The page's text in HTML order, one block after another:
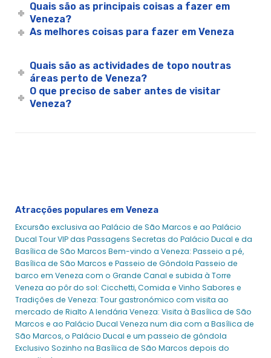
Quais são as principais coisas a fazer em
Veneza?
As melhores coisas para fazer em Veneza
Quais são as actividades de topo noutras
áreas perto de Veneza?
O que preciso de saber antes de visitar
Veneza?
Atracções populares em Veneza
Excursão exclusiva ao Palácio de São Marcos e ao Palácio
Ducal Tour VIP das Passagens Secretas do Palácio Ducal e da
Basílica de São Marcos Bem-vindo a Veneza: Passeio a pé,
Basílica de São Marcos e Passeio de Gôndola Passeio de
barco em Veneza com o Grande Canal e subida à Torre
Veneza ao pôr do sol: Cicchetti, Comida e Vinho Sabores e
Tradições de Veneza: Tour gastronómico com visita ao
mercado de Rialto A lendária Veneza: Visita à Basílica de São
Marcos e ao Palácio Ducal Veneza num dia com a Basílica de
São Marcos, o Palácio Ducal e um passeio de gôndola
Exclusivo Sozinho na Basílica de São Marcos depois do